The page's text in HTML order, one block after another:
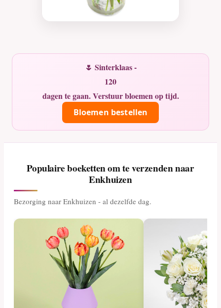
🌷 Sinterklaas -
120
dagen te gaan. Verstuur bloemen op tijd.
Bloemen bestellen
Populaire boeketten om te verzenden naar
Enkhuizen
Bezorging naar Enkhuizen - al dezelfde dag.